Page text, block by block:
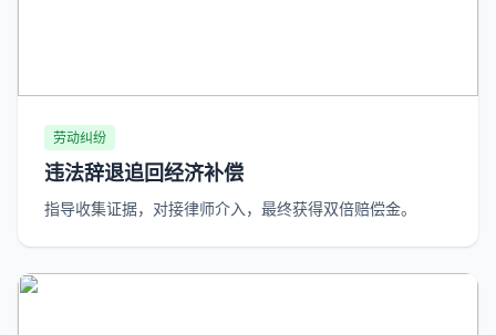
劳动纠纷
违法辞退追回经济补偿
指导收集证据，对接律师介入，最终获得双倍赔偿金。